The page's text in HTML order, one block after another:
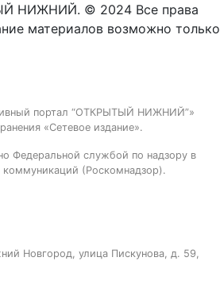
НИЖНИЙ. © 2024 Все права
материалов возможно только
портал “ОТКРЫТЫЙ НИЖНИЙ”»
«Сетевое издание».
Федеральной службой по надзору в
(Роскомнадзор).
Новгород, улица Пискунова, д. 59,